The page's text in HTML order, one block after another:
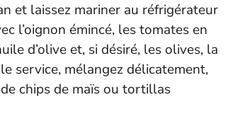
et laissez mariner au réfrigérateur
l’oignon émincé, les tomates en
d’olive et, si désiré, les olives, la
service, mélangez délicatement,
chips de maïs ou tortillas